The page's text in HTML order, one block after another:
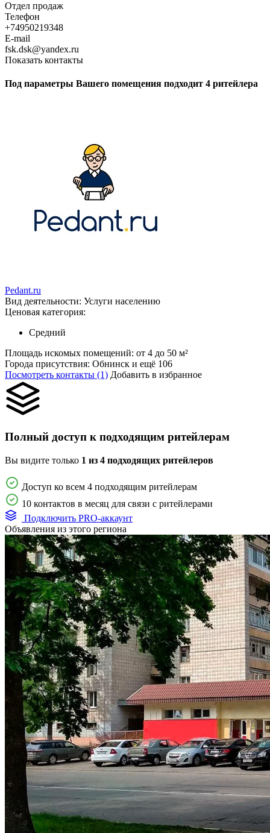
Отдел продаж
Телефон
+74950219348
E-mail
fsk.dsk@yandex.ru
Показать контакты
Под параметры Вашего помещения подходит 4 ритейлера
Pedant.ru
Вид деятельности: Услуги населению
Ценовая категория:
Средний
Площадь искомых помещений: от 4 до 50 м²
Города присутствия: Обнинск и ещё 106
Посмотреть контакты (1) Добавить в избранное
Полный доступ к подходящим ритейлерам
Вы видите только 1 из 4 подходящих ритейлеров
Доступ ко всем 4 подходящим ритейлерам
10 контактов в месяц для связи с ритейлерами
Подключить PRO-аккаунт
Объявления из этого региона